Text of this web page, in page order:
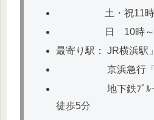
土・祝11時
日 10時～
最寄り駅： JR横浜駅
京浜急行「戸
地下鉄ﾌﾞﾙｰﾗｲﾝ
徒歩5分